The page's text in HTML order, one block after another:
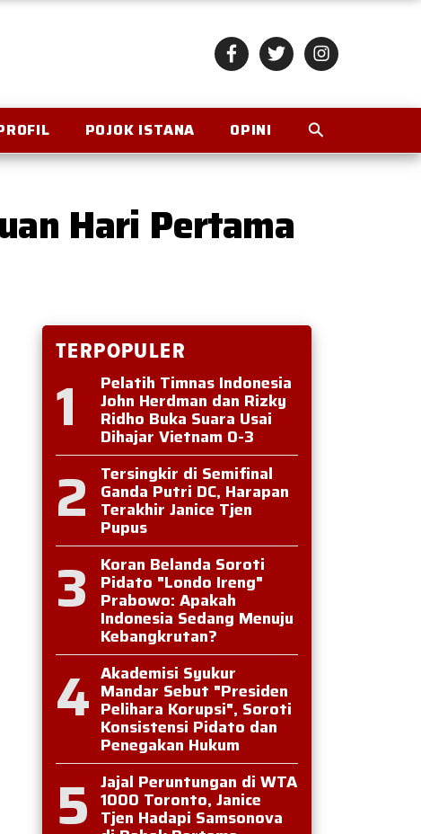
POJOK ISTANA OPINI
Hari Pertama
TERPOPULER
1 Pelatih Timnas Indonesia
John Herdman dan Rizky
Ridho Buka Suara Usai
Dihajar Vietnam 0-3
2 Tersingkir di Semifinal
Ganda Putri DC, Harapan
Terakhir Janice Tjen
Pupus
3 Koran Belanda Soroti
Pidato "Londo Ireng"
Prabowo: Apakah
Indonesia Sedang Menuju
Kebangkrutan?
4 Akademisi Syukur
Mandar Sebut "Presiden
Pelihara Korupsi", Soroti
Konsistensi Pidato dan
Penegakan Hukum
5 Jajal Peruntungan di WTA
1000 Toronto, Janice
Tjen Hadapi Samsonova